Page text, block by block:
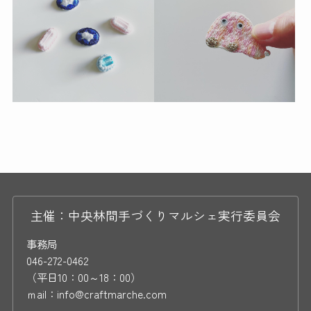
主催：中央林間手づくりマルシェ実行委員会
事務局
046-272-0462
（平日10：00～18：00）
ｍail：info@craftmarche.com